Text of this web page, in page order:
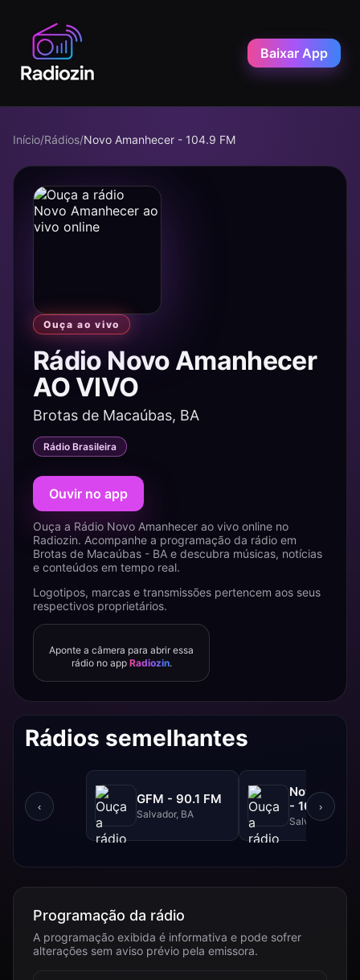
Baixar App
Início/Rádios/Novo Amanhecer - 104.9 FM
Ouça ao vivo
Rádio Novo Amanhecer
AO VIVO
Brotas de Macaúbas, BA
Rádio Brasileira
Ouvir no app
Ouça a Rádio Novo Amanhecer ao vivo online no
Radiozin. Acompanhe a programação da rádio em
Brotas de Macaúbas - BA e descubra músicas, notícias
e conteúdos em tempo real.
Logotipos, marcas e transmissões pertencem aos seus
respectivos proprietários.
Aponte a câmera para abrir essa
rádio no app Radiozin.
Rádios semelhantes
‹
GFM - 90.1 FM
Salvador, BA
NovaBrasil
- 104.7 FM
Salvador, BA
›
Programação da rádio
A programação exibida é informativa e pode sofrer
alterações sem aviso prévio pela emissora.